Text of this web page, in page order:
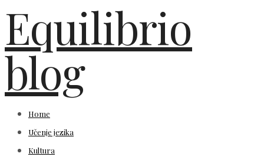
Equilibrio
blog
Home
Učenje jezika
Kultura